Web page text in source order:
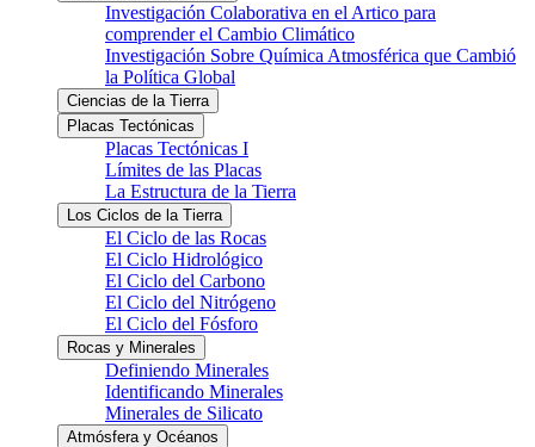
Investigación Colaborativa en el Artico para
comprender el Cambio Climático
Investigación Sobre Química Atmosférica que Cambió
la Política Global
Ciencias de la Tierra
Placas Tectónicas
Placas Tectónicas I
Límites de las Placas
La Estructura de la Tierra
Los Ciclos de la Tierra
El Ciclo de las Rocas
El Ciclo Hidrológico
El Ciclo del Carbono
El Ciclo del Nitrógeno
El Ciclo del Fósforo
Rocas y Minerales
Definiendo Minerales
Identificando Minerales
Minerales de Silicato
Atmósfera y Océanos